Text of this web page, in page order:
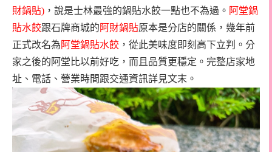
財鍋貼) ，說是士林最強的鍋貼水餃一點也不為過。 阿堂鍋
貼水餃跟石牌商城的 阿財鍋貼原本是分店的關係，幾年前
正式改名為 阿堂鍋貼水餃 ，從此美味度即刻高下立判。分
家之後的阿堂比以前好吃，而且品質更穩定。完整店家地
址、電話、營業時間跟交通資訊詳見文末。